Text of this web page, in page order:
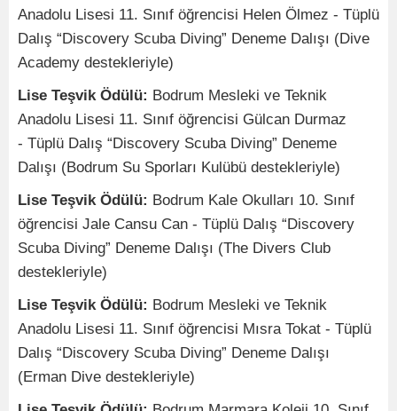
Anadolu Lisesi 11. Sınıf öğrencisi Helen Ölmez - Tüplü
Dalış “Discovery Scuba Diving” Deneme Dalışı (Dive
Academy destekleriyle)
Lise Teşvik Ödülü: Bodrum Mesleki ve Teknik
Anadolu Lisesi 11. Sınıf öğrencisi Gülcan Durmaz
- Tüplü Dalış “Discovery Scuba Diving” Deneme
Dalışı (Bodrum Su Sporları Kulübü destekleriyle)
Lise Teşvik Ödülü: Bodrum Kale Okulları 10. Sınıf
öğrencisi Jale Cansu Can - Tüplü Dalış “Discovery
Scuba Diving” Deneme Dalışı (The Divers Club
destekleriyle)
Lise Teşvik Ödülü: Bodrum Mesleki ve Teknik
Anadolu Lisesi 11. Sınıf öğrencisi Mısra Tokat - Tüplü
Dalış “Discovery Scuba Diving” Deneme Dalışı
(Erman Dive destekleriyle)